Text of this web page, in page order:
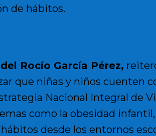
de hábitos.
Rocío García Pérez,
que niñas y niños cuenten
Nacional Integral de
como la obesidad
desde los entornos